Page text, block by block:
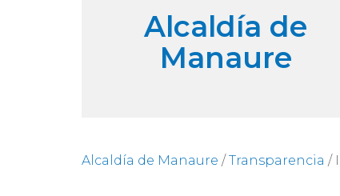
Alcaldía de
Manaure
Alcaldía de Manaure / Transparencia /